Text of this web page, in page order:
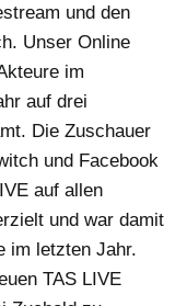
und den
Unser Online
im
auf drei
Die Zuschauer
und Facebook
auf allen
und war damit
im letzten Jahr.
TAS LIVE